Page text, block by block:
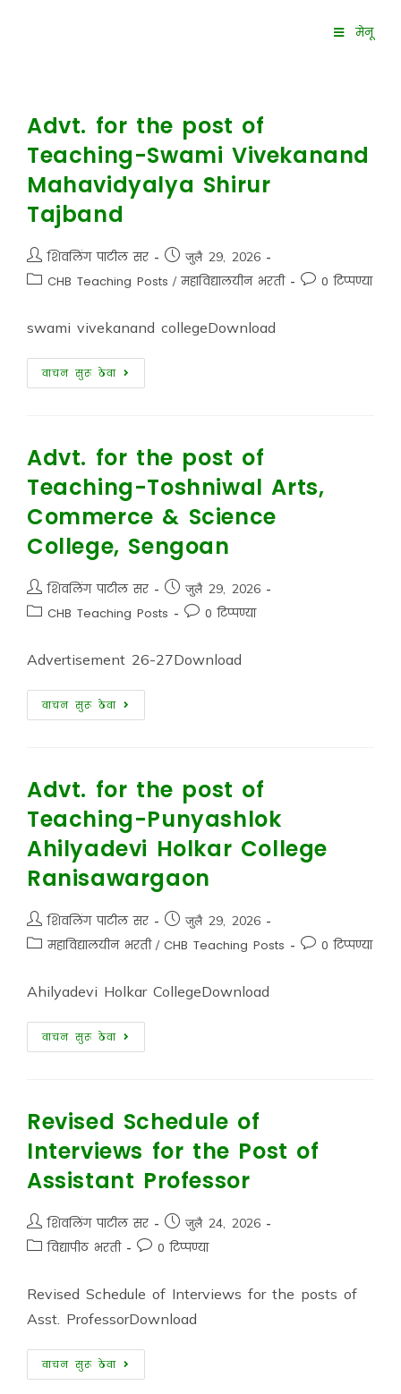
मेनू
Advt. for the post of
Teaching-Swami Vivekanand
Mahavidyalya Shirur
Tajband
शिवलिंग पाटील सर जुलै 29, 2026
CHB Teaching Posts / महाविद्यालयीन भरती 0 टिप्पण्या
swami vivekanand collegeDownload
वाचन सुरू ठेवा
Advt. for the post of
Teaching-Toshniwal Arts,
Commerce & Science
College, Sengoan
शिवलिंग पाटील सर जुलै 29, 2026
CHB Teaching Posts 0 टिप्पण्या
Advertisement 26-27Download
वाचन सुरू ठेवा
Advt. for the post of
Teaching-Punyashlok
Ahilyadevi Holkar College
Ranisawargaon
शिवलिंग पाटील सर जुलै 29, 2026
महाविद्यालयीन भरती / CHB Teaching Posts 0 टिप्पण्या
Ahilyadevi Holkar CollegeDownload
वाचन सुरू ठेवा
Revised Schedule of
Interviews for the Post of
Assistant Professor
शिवलिंग पाटील सर जुलै 24, 2026
विद्यापीठ भरती 0 टिप्पण्या
Revised Schedule of Interviews for the posts of
Asst. ProfessorDownload
वाचन सुरू ठेवा